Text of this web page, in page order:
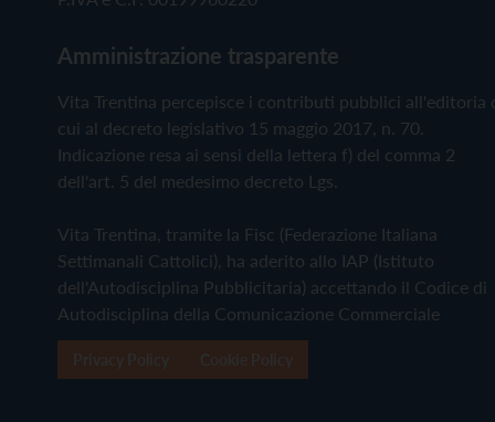
Amministrazione trasparente
Vita Trentina percepisce i contributi pubblici all'editoria
cui al decreto legislativo 15 maggio 2017, n. 70.
Indicazione resa ai sensi della lettera f) del comma 2
dell'art. 5 del medesimo decreto Lgs.
Vita Trentina, tramite la Fisc (Federazione Italiana
Settimanali Cattolici), ha aderito allo IAP (Istituto
dell'Autodisciplina Pubblicitaria) accettando il Codice di
Autodisciplina della Comunicazione Commerciale